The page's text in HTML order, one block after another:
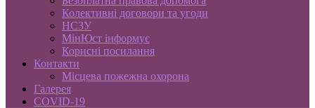
Колективні договори та угоди
НСЗУ
МінЮст інформує
Корисні посилання
Контакти
Місцева пожежна охорона
Галерея
COVID-19